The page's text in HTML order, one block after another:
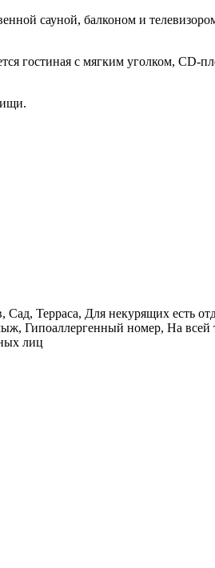
сауной, балконом и
гостиная с мягким уголком, CD-
Терраса, Для некурящих есть
Гипоаллергенный номер, На всей
лиц